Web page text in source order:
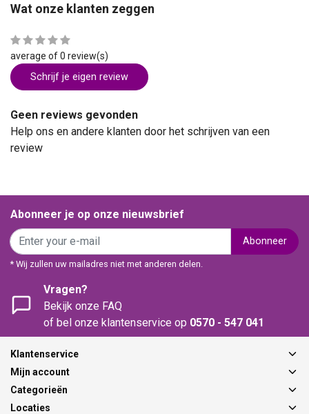
Wat onze klanten zeggen
average of 0 review(s)
Schrijf je eigen review
Geen reviews gevonden
Help ons en andere klanten door het schrijven van een
review
Abonneer je op onze nieuwsbrief
Abonneer
* Wij zullen uw mailadres niet met anderen delen.
Vragen?
Bekijk onze FAQ
of bel onze klantenservice op 0570 - 547 041
Klantenservice
Mijn account
Categorieën
Locaties